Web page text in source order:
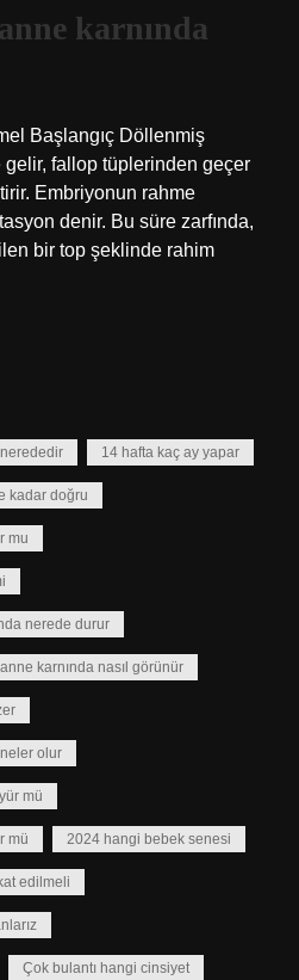
karnında
Başlangıç ​​Döllenmiş
fallop tüplerinden geçer
Embriyonun rahme
denir. Bu süre zarfında,
bir top şeklinde rahim
14 hafta kaç ay yapar
kadar doğru
mu
nerede durur
karnında nasıl görünür
olur
mü
mü 2024 hangi bebek senesi
edilmeli
Çok bulantı hangi cinsiyet